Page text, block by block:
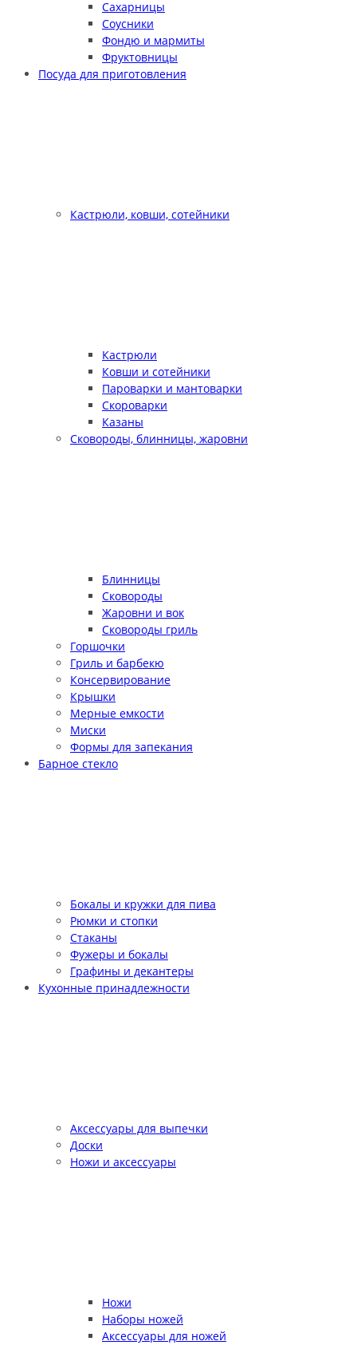
Сахарницы
Соусники
Фондю и мармиты
Фруктовницы
Посуда для приготовления
Кастрюли, ковши, сотейники
Кастрюли
Ковши и сотейники
Пароварки и мантоварки
Скороварки
Казаны
Сковороды, блинницы, жаровни
Блинницы
Сковороды
Жаровни и вок
Сковороды гриль
Горшочки
Гриль и барбекю
Консервирование
Крышки
Мерные емкости
Миски
Формы для запекания
Барное стекло
Бокалы и кружки для пива
Рюмки и стопки
Стаканы
Фужеры и бокалы
Графины и декантеры
Кухонные принадлежности
Аксессуары для выпечки
Доски
Ножи и аксессуары
Ножи
Наборы ножей
Аксессуары для ножей